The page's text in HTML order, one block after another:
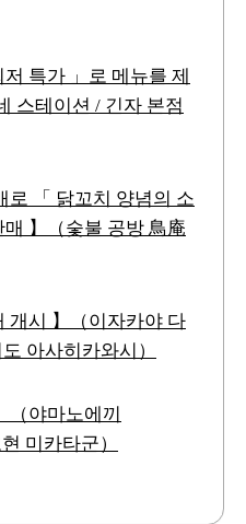
특가 」로 메뉴를 제
스테이션 / 긴자 본점
「 닭꼬치 양념의 소
】（숯불 공방 鳥庵
시 】（이자카야 다
아사히카와시）
야마노에끼
미카타군）